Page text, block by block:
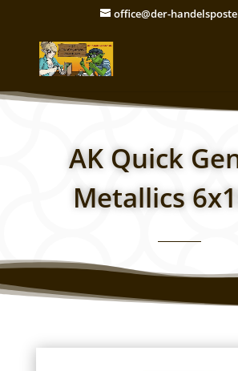
office@der-
AK Quick
Metallics